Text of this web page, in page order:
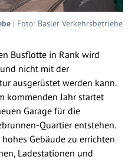
| Foto: Basler Verkehrsbetriebe
Busflotte in Rank wird
nicht mit der
ausgerüstet werden kann.
kommenden Jahr startet
Garage für die
Quartier entstehen.
Gebäude zu errichten
Ladestationen und